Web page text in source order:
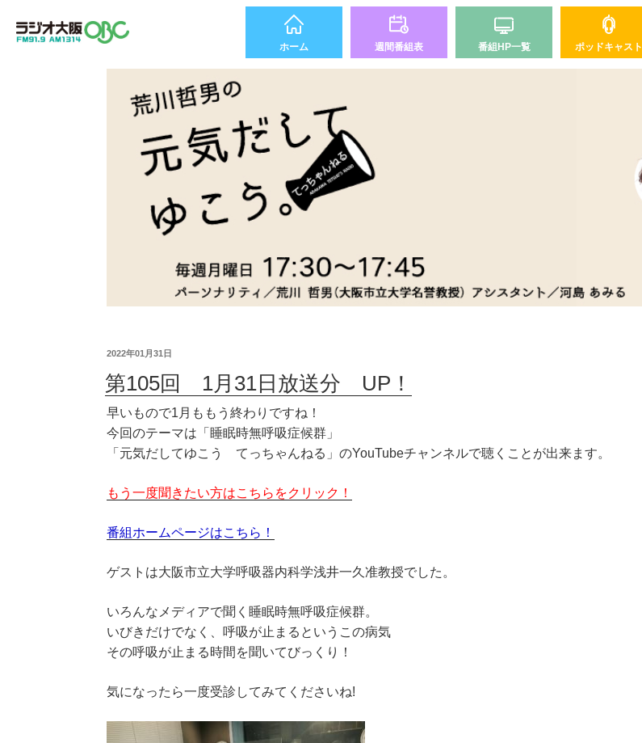
ホーム 週間番組表 番組HP一覧 ポッドキャスト
2022年01月31日
第105回 1月31日放送分 UP！
早いもので1月ももう終わりですね！
今回のテーマは「睡眠時無呼吸症候群」
「元気だしてゆこう てっちゃんねる」のYouTubeチャンネルで聴くことが出来ます。
もう一度聞きたい方はこちらをクリック！
番組ホームページはこちら！
ゲストは大阪市立大学呼吸器内科学浅井一久准教授でした。
いろんなメディアで聞く睡眠時無呼吸症候群。
いびきだけでなく、呼吸が止まるというこの病気
その呼吸が止まる時間を聞いてびっくり！
気になったら一度受診してみてくださいね!